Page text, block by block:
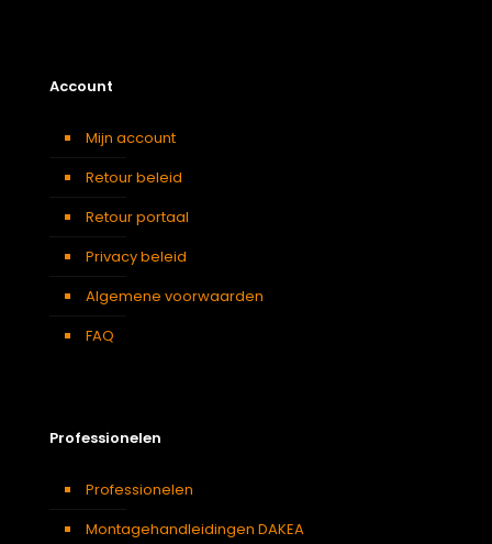
Account
Mijn account
Retour beleid
Retour portaal
Privacy beleid
Algemene voorwaarden
FAQ
Professionelen
Professionelen
Montagehandleidingen DAKEA